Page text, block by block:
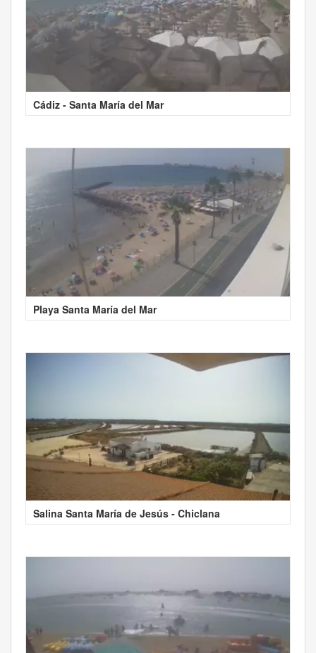
Cádiz - Santa María del Mar
Playa Santa María del Mar
Salina Santa María de Jesús - Chiclana